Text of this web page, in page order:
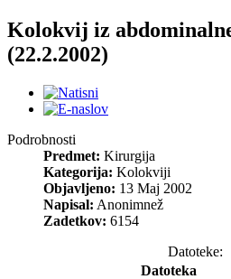
Kolokvij iz
(22.2.2002)
Podrobnosti
Predmet: Kirurgija
Kategorija: Kolokviji
Objavljeno: 13 Maj 2002
Napisal: Anonimnež
Zadetkov: 6154
Datoteke:
Datoteka